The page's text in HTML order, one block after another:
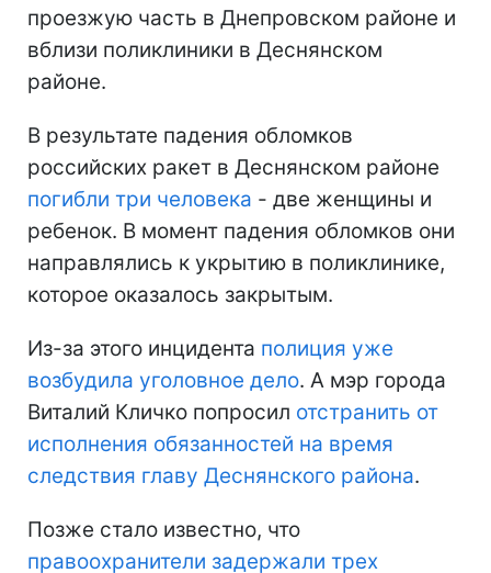
проезжую часть в Днепровском районе и
вблизи поликлиники в Деснянском
районе.
В результате падения обломков
российских ракет в Деснянском районе
погибли три человека - две женщины и
ребенок. В момент падения обломков они
направлялись к укрытию в поликлинике,
которое оказалось закрытым.
Из-за этого инцидента полиция уже
возбудила уголовное дело. А мэр города
Виталий Кличко попросил отстранить от
исполнения обязанностей на время
следствия главу Деснянского района.
Позже стало известно, что
правоохранители задержали трех